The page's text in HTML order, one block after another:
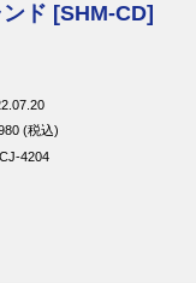
ド [SHM-CD]
(税込)
4204